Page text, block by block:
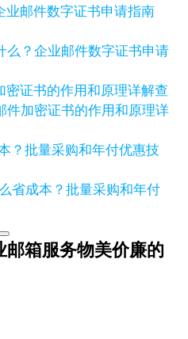
么？企业邮件数字证书申请
查
件加密证书的作用和原理详
省成本？批量采购和年付
邮箱服务物美价廉的